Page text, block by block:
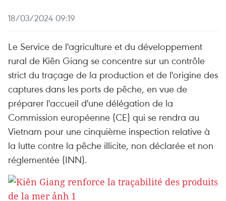
18/03/2024 09:19
Le Service de l'agriculture et du développement
rural de Kiên Giang se concentre sur un contrôle
strict du traçage de la production et de l'origine des
captures dans les ports de pêche, en vue de
préparer l'accueil d'une délégation de la
Commission européenne (CE) qui se rendra au
Vietnam pour une cinquième inspection relative à
la lutte contre la pêche illicite, non déclarée et non
réglementée (INN).